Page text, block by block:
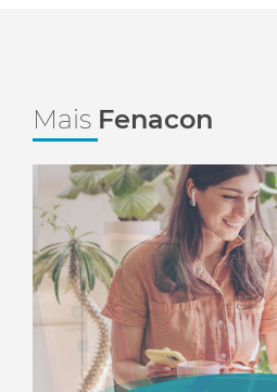
Mais Fenacon